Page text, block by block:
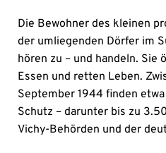
Die Bewohner des kleinen
der umliegenden Dörfer im
hören zu – und handeln. Sie
Essen und retten Leben.
September 1944 finden
Schutz – darunter bis zu
Vichy-Behörden und der